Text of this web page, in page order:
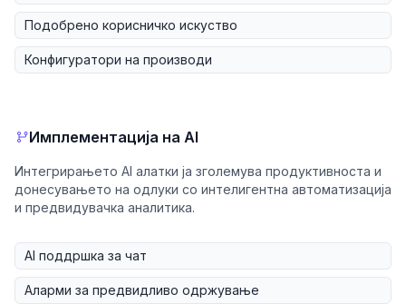
Подобрено корисничко искуство
Конфигуратори на производи
Имплементација на AI
Интегрирањето AI алатки ја зголемува продуктивноста и
донесувањето на одлуки со интелигентна автоматизација
и предвидувачка аналитика.
AI поддршка за чат
Аларми за предвидливо одржување